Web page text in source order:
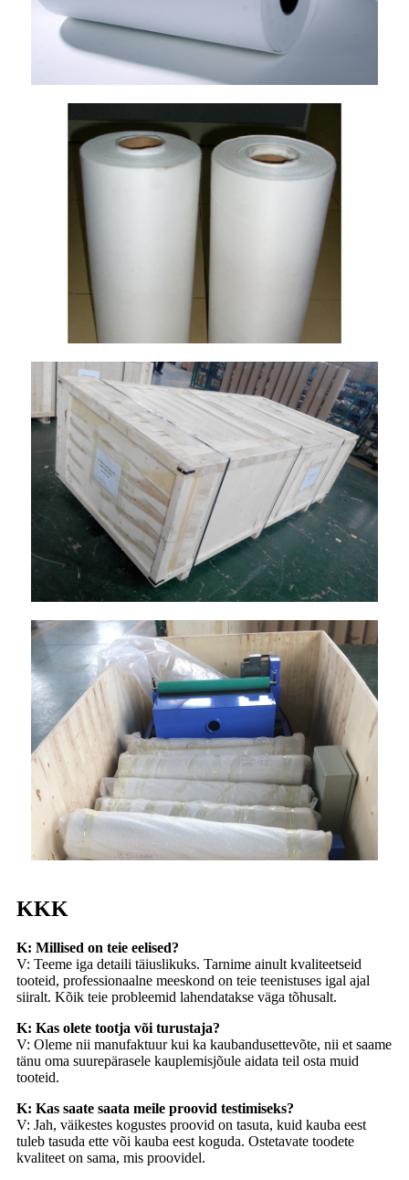
KKK
K: Millised on teie eelised?
V: Teeme iga detaili täiuslikuks. Tarnime ainult kvaliteetseid
tooteid, professionaalne meeskond on teie teenistuses igal ajal
siiralt. Kõik teie probleemid lahendatakse väga tõhusalt.
K: Kas olete tootja või turustaja?
V: Oleme nii manufaktuur kui ka kaubandusettevõte, nii et saame
tänu oma suurepärasele kauplemisjõule aidata teil osta muid
tooteid.
K: Kas saate saata meile proovid testimiseks?
V: Jah, väikestes kogustes proovid on tasuta, kuid kauba eest
tuleb tasuda ette või kauba eest koguda. Ostetavate toodete
kvaliteet on sama, mis proovidel.